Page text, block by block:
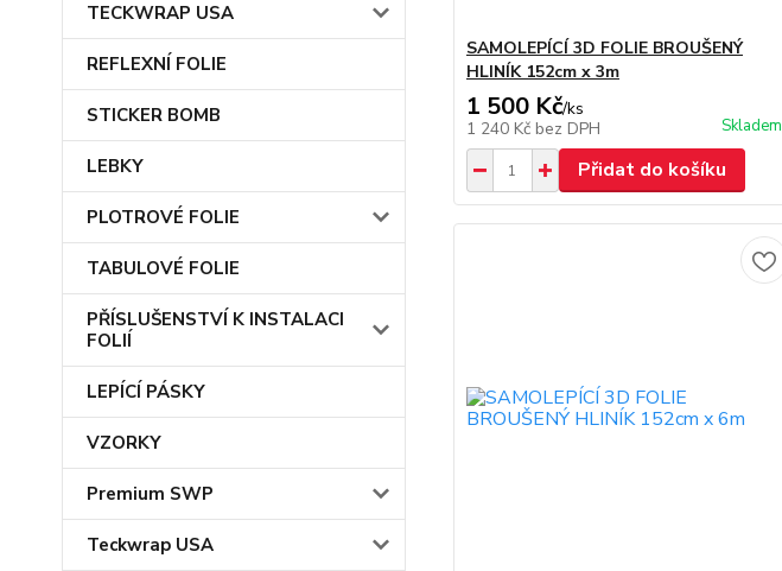
TECKWRAP USA
REFLEXNÍ FOLIE
STICKER BOMB
LEBKY
PLOTROVÉ FOLIE
TABULOVÉ FOLIE
PŘÍSLUŠENSTVÍ K INSTALACI
FOLIÍ
LEPÍCÍ PÁSKY
VZORKY
Premium SWP
Teckwrap USA
SAMOLEPÍCÍ 3D FOLIE BROUŠENÝ
HLINÍK 152cm x 3m
1 500 Kč/ks
1 240 Kč bez DPH Skladem
Přidat do košíku